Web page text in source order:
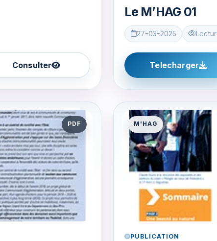
Consulter
Le M’HAG 01
27-03-2025
Telecharger
PDF M'HAG
PUBLICATION